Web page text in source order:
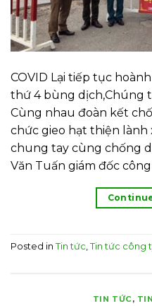
COVID Lại tiếp tục
thứ 4 bùng dịch,Chúng
Cùng nhau đoàn kết
chức gieo hạt thiện lành
chung tay cùng chống
Văn Tuấn giám đốc công
Posted in Tin tức Tin tức công
TIN TỨC,